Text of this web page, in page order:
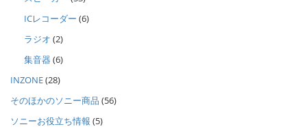
ICレコーダー (6)
ラジオ (2)
集音器 (6)
INZONE(28)
そのほかのソニー商品 (56)
ソニーお役立ち情報 (5)